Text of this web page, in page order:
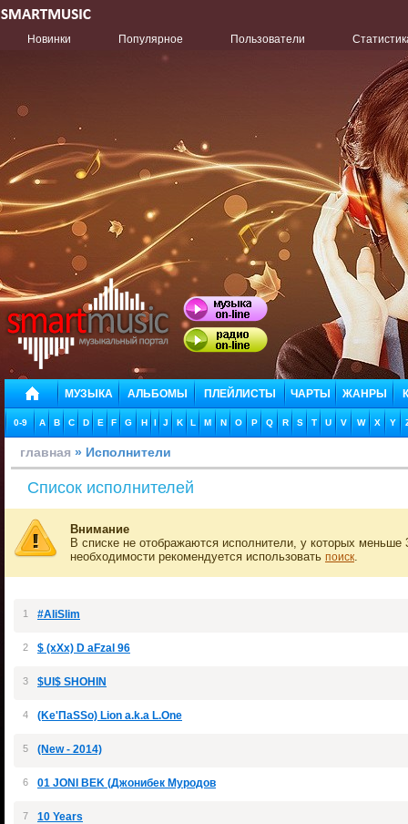
Новинки Популярное Пользователи
МУЗЫКА АЛЬБОМЫ ПЛЕЙЛИСТЫ ЧАРТЫ ЖАНРЫ
0-9 A B C D E F G H I J K L M N O P Q R S T U V W X Y
главная » Исполнители
Список исполнителей
Внимание
В списке не отображаются исполнители, у которых меньше
необходимости рекомендуется использовать поиск.
1 #AliSlim
2 $ (xXx) D aFzal 96
3 $UI$ SHOHIN
4 (Ke'ПaSSo) Lion a.k.a L.One
5 (New - 2014)
6 01 JONI BEK (Джонибек Муродов
7 10 Years